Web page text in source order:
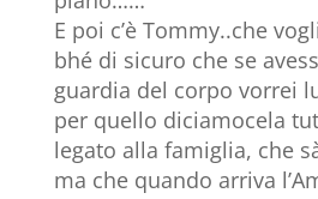
E poi c’è Tommy..che
bhé di sicuro che se
guardia del corpo vorrei
per quello diciamocela
legato alla famiglia, che
ma che quando arriva